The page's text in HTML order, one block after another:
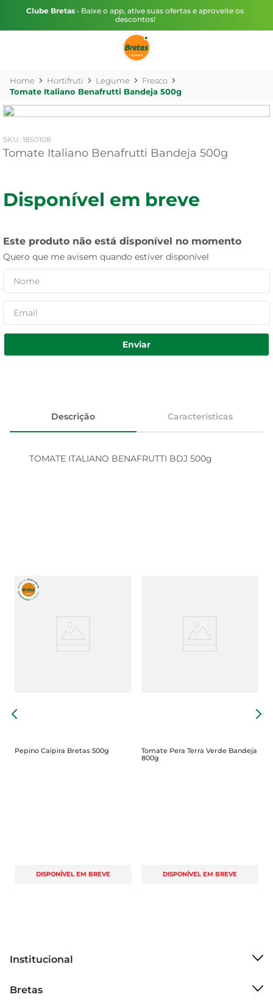
Clube Bretas • Baixe o app, ative suas ofertas e aproveite os
descontos!
Hortifruti Legume
Fresco
Tomate Italiano Benafrutti Bandeja 500g
: 1850108
Tomate Italiano Benafrutti Bandeja 500g
Disponível em breve
Este produto não está disponível no momento
Quero que me avisem quando estiver disponível
Enviar
Descrição Características
TOMATE ITALIANO BENAFRUTTI BDJ 500g
Pepino Caipira Bretas 500g
DISPONÍVEL EM BREVE
Tomate Pera Terra Verde Bandeja
800g
DISPONÍVEL EM BREVE
Institucional
Grupo Cencosud
Bretas